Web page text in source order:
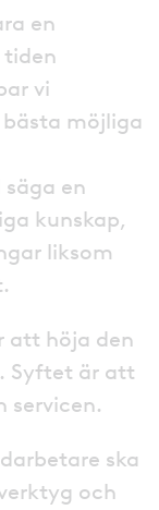
en
vi
möjliga
en
kunskap,
liksom
att höja den
Syftet är att
servicen.
ska
och